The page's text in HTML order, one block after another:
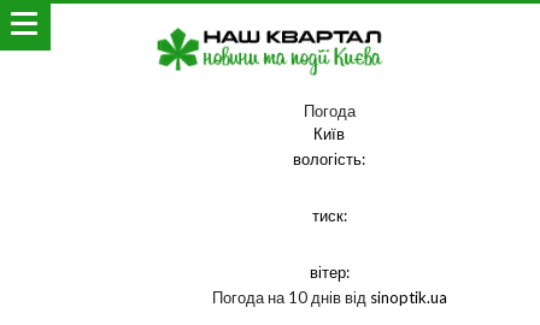
Погода
Київ
вологість:
тиск:
вітер:
Погода на 10 днів від sinoptik.ua